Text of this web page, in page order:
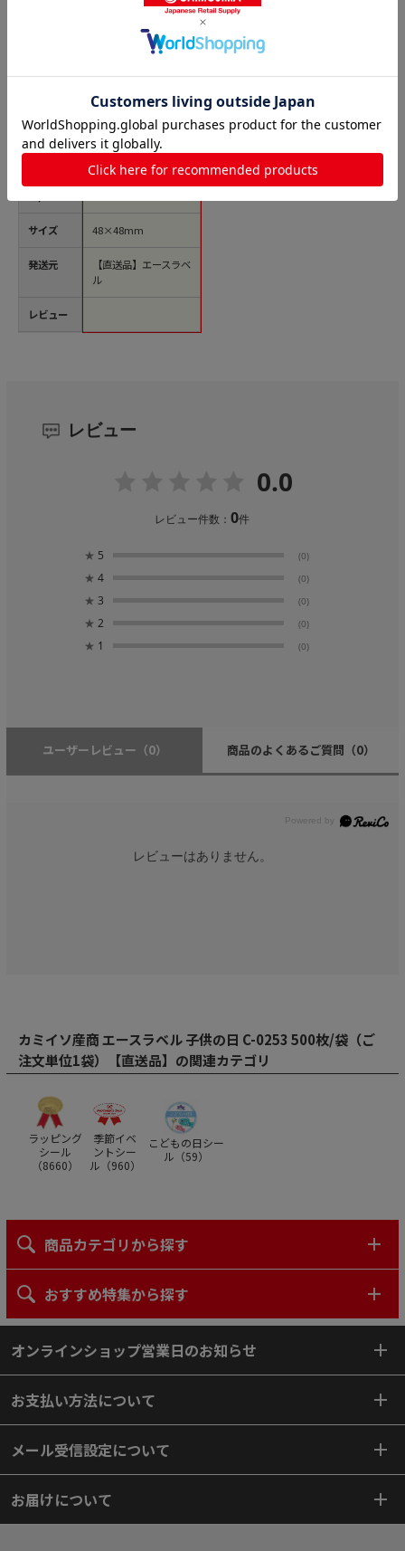
サイズ
発送元
レビュー
ラベル 子供の日 C-02
53 500枚/袋（ご注文
単位1袋）【直送品】
￥1,430
48×48mm
【直送品】エースラベ
ル
レビュー
0.0
レビュー件数：0件
★ 5 (0)
★ 4 (0)
★ 3 (0)
★ 2 (0)
★ 1 (0)
ユーザーレビュー （0） 商品のよくあるご質問 （0）
レビューはありません。
カミイソ産商 エースラベル 子供の日 C-0253 500枚/袋（ご
注文単位1袋）【直送品】の関連カテゴリ
ラッピング
シール
（8660）
季節イベ
ントシー
ル（960）
こどもの日シー
ル（59）
商品カテゴリから探す
おすすめ特集から探す
オンラインショップ営業日のお知らせ
お支払い方法について
メール受信設定について
お届けについて